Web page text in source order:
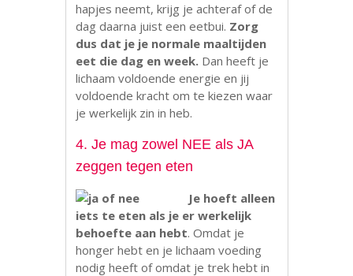
hapjes neemt, krijg je achteraf of de
dag daarna juist een eetbui. Zorg
dus dat je je normale maaltijden
eet die dag en week. Dan heeft je
lichaam voldoende energie en jij
voldoende kracht om te kiezen waar
je werkelijk zin in heb.
4. Je mag zowel NEE als JA
zeggen tegen eten
Je hoeft alleen
iets te eten als je er werkelijk
behoefte aan hebt. Omdat je
honger hebt en je lichaam voeding
nodig heeft of omdat je trek hebt in